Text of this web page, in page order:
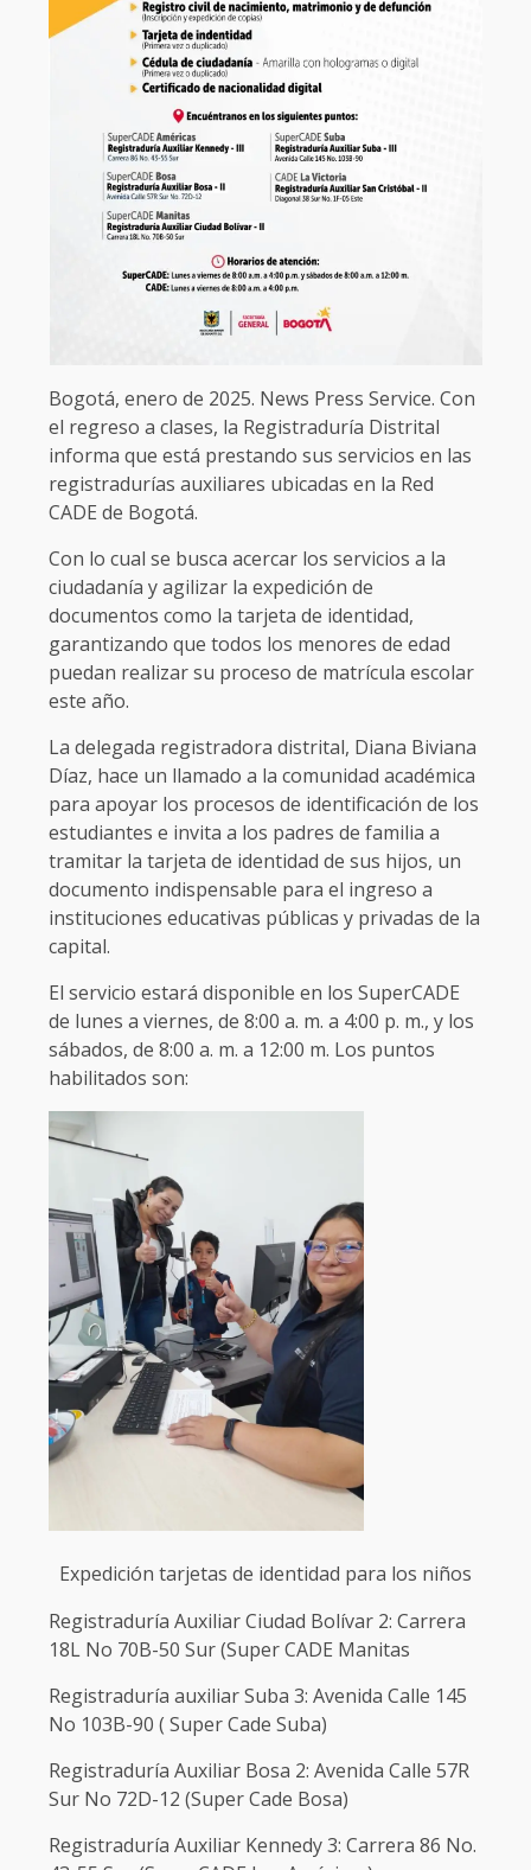
Bogotá, enero de 2025. News Press Service. Con
el regreso a clases, la Registraduría Distrital
informa que está prestando sus servicios en las
registradurías auxiliares ubicadas en la Red
CADE de Bogotá.
Con lo cual se busca acercar los servicios a la
ciudadanía y agilizar la expedición de
documentos como la tarjeta de identidad,
garantizando que todos los menores de edad
puedan realizar su proceso de matrícula escolar
este año.
La delegada registradora distrital, Diana Biviana
Díaz, hace un llamado a la comunidad académica
para apoyar los procesos de identificación de los
estudiantes e invita a los padres de familia a
tramitar la tarjeta de identidad de sus hijos, un
documento indispensable para el ingreso a
instituciones educativas públicas y privadas de la
capital.
El servicio estará disponible en los SuperCADE
de lunes a viernes, de 8:00 a. m. a 4:00 p. m., y los
sábados, de 8:00 a. m. a 12:00 m. Los puntos
habilitados son:
Expedición tarjetas de identidad para los niños
Registraduría Auxiliar Ciudad Bolívar 2: Carrera
18L No 70B-50 Sur (Super CADE Manitas
Registraduría auxiliar Suba 3: Avenida Calle 145
No 103B-90 ( Super Cade Suba)
Registraduría Auxiliar Bosa 2: Avenida Calle 57R
Sur No 72D-12 (Super Cade Bosa)
Registraduría Auxiliar Kennedy 3: Carrera 86 No.